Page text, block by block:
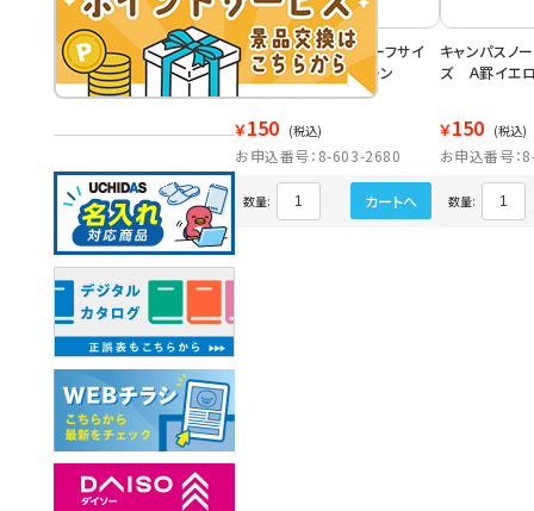
キャンパスノート ハーフサイ
ズ ５ｍｍ方眼グリーン
￥150 (税込)
お申込番号：8-603-2680
数量: カートへ
キャンパスノ
ズ Ａ罫イエ
￥150 (税込)
お申込番号
数量: